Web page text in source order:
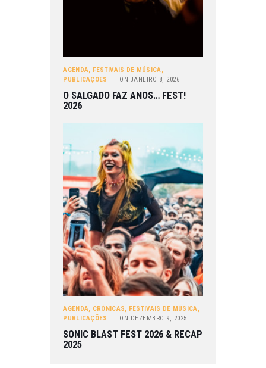
AGENDA, FESTIVAIS DE MÚSICA,
PUBLICAÇÕES
ON JANEIRO 8, 2026
O SALGADO FAZ ANOS… FEST!
2026
AGENDA, CRÓNICAS, FESTIVAIS DE MÚSICA,
PUBLICAÇÕES
ON DEZEMBRO 9, 2025
SONIC BLAST FEST 2026 & RECAP
2025